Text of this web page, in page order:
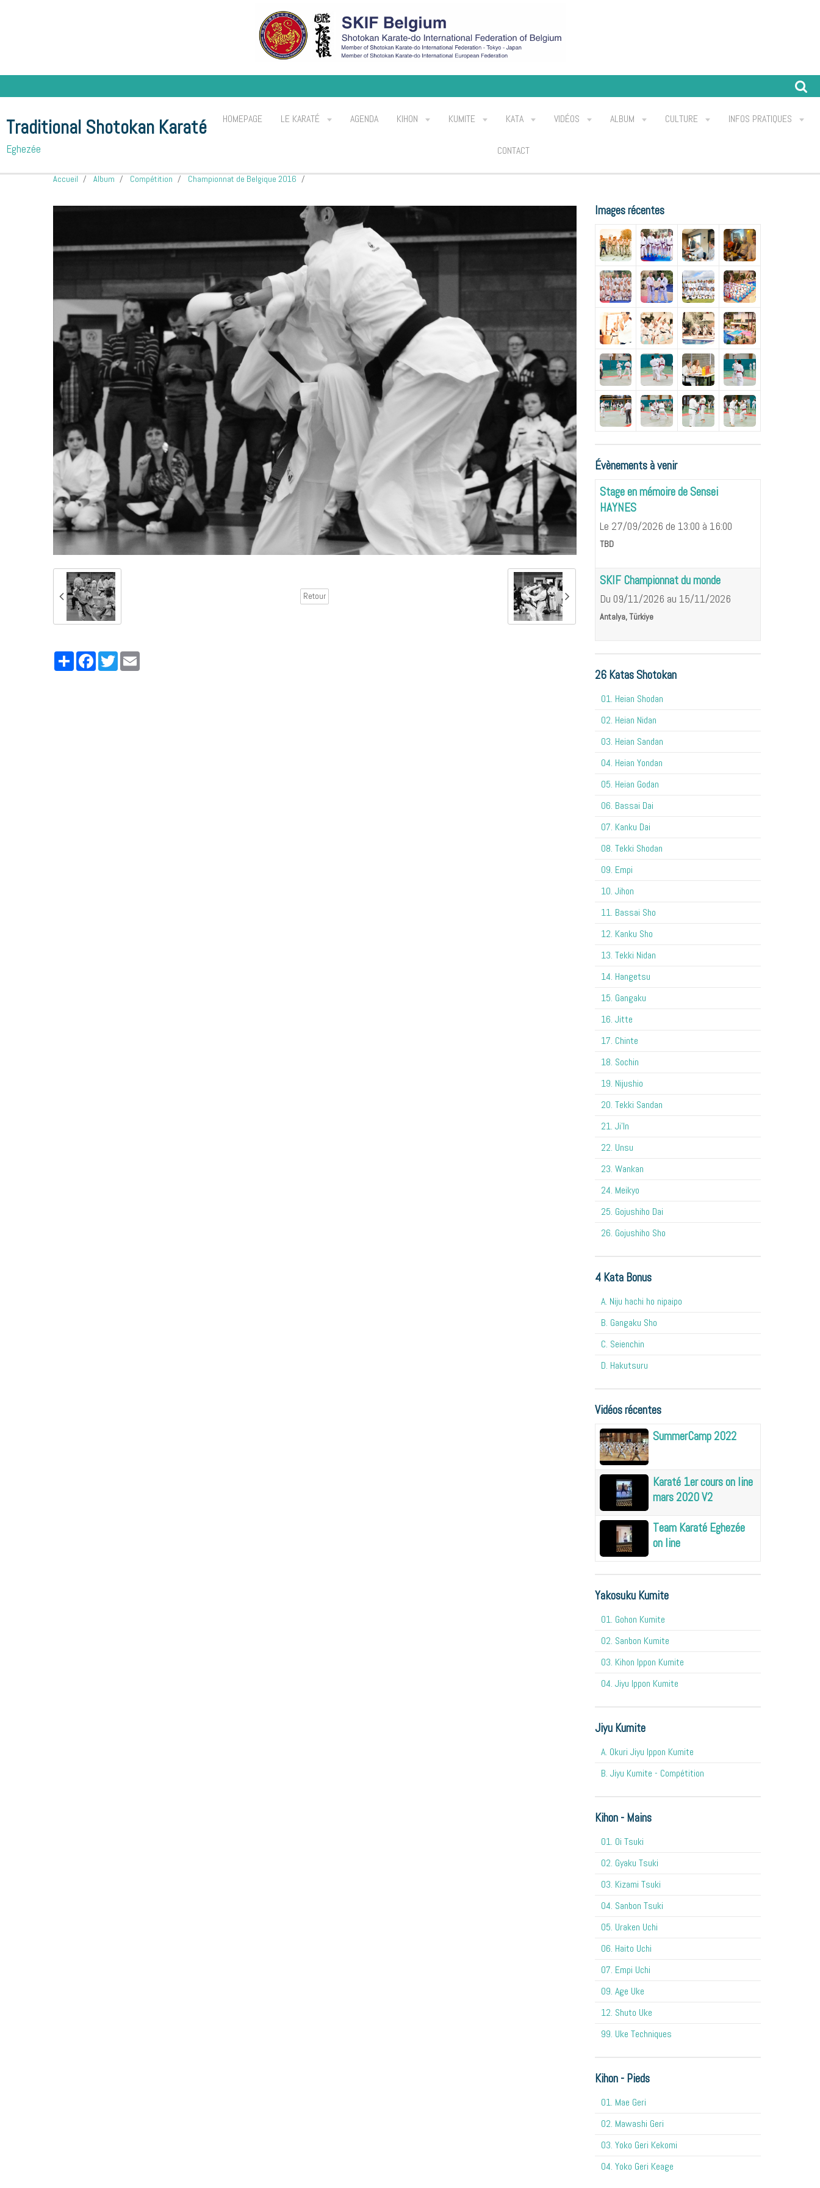
Traditional Shotokan Karaté
Eghezée
HOMEPAGE LE KARATÉ AGENDA KIHON KUMITE KATA VIDÉOS ALBUM CULTURE INFOS PRATIQUES
CONTACT
Accueil Album Compétition Championnat de Belgique 2016
Retour
PartagerFacebookTwitter
Images récentes
Évènements à venir
Stage en mémoire de Sensei
HAYNES
Le 27/09/2026 de 13:00 à 16:00
TBD
SKIF Championnat du monde
Du 09/11/2026 au 15/11/2026
Antalya, Türkiye
26 Katas Shotokan
01. Heian Shodan
02. Heian Nidan
03. Heian Sandan
04. Heian Yondan
05. Heian Godan
06. Bassai Dai
07. Kanku Dai
08. Tekki Shodan
09. Empi
10. Jihon
11. Bassai Sho
12. Kanku Sho
13. Tekki Nidan
14. Hangetsu
15. Gangaku
16. Jitte
17. Chinte
18. Sochin
19. Nijushio
20. Tekki Sandan
21. Ji'In
22. Unsu
23. Wankan
24. Meikyo
25. Gojushiho Dai
26. Gojushiho Sho
4 Kata Bonus
A. Niju hachi ho nipaipo
B. Gangaku Sho
C. Seienchin
D. Hakutsuru
Vidéos récentes
SummerCamp 2022
Karaté 1er cours on line
mars 2020 V2
Team Karaté Eghezée
on line
Yakosuku Kumite
01. Gohon Kumite
02. Sanbon Kumite
03. Kihon Ippon Kumite
04. Jiyu Ippon Kumite
Jiyu Kumite
A. Okuri Jiyu Ippon Kumite
B. Jiyu Kumite - Compétition
Kihon - Mains
O1. Oi Tsuki
02. Gyaku Tsuki
03. Kizami Tsuki
04. Sanbon Tsuki
05. Uraken Uchi
06. Haito Uchi
07. Empi Uchi
09. Age Uke
12. Shuto Uke
99. Uke Techniques
Kihon - Pieds
01. Mae Geri
02. Mawashi Geri
03. Yoko Geri Kekomi
04. Yoko Geri Keage